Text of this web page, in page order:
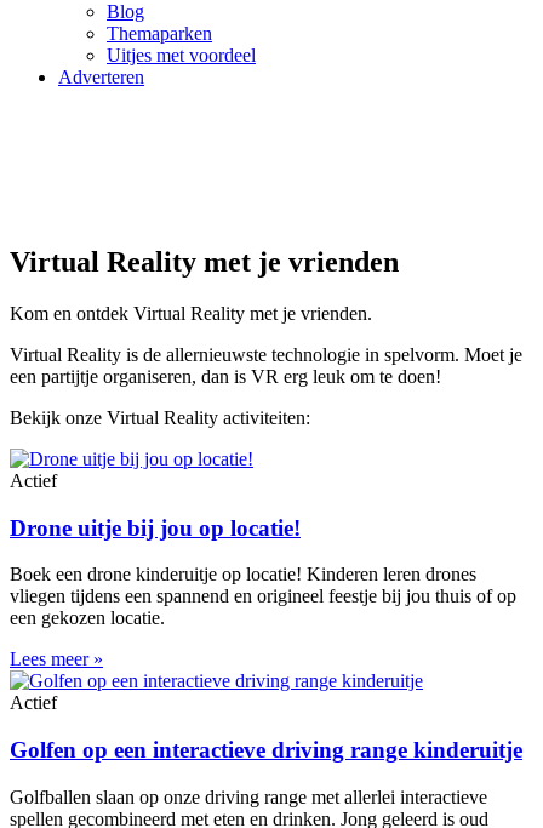
Blog
Themaparken
Uitjes met voordeel
Adverteren
Virtual Reality met je vrienden
Kom en ontdek Virtual Reality met je vrienden.
Virtual Reality is de allernieuwste technologie in spelvorm. Moet je
een partijtje organiseren, dan is VR erg leuk om te doen!
Bekijk onze Virtual Reality activiteiten:
Actief
Drone uitje bij jou op locatie!
Boek een drone kinderuitje op locatie! Kinderen leren drones
vliegen tijdens een spannend en origineel feestje bij jou thuis of op
een gekozen locatie.
Lees meer »
Actief
Golfen op een interactieve driving range kinderuitje
Golfballen slaan op onze driving range met allerlei interactieve
spellen gecombineerd met eten en drinken. Jong geleerd is oud